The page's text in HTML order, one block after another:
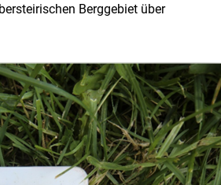
Berggebiet über